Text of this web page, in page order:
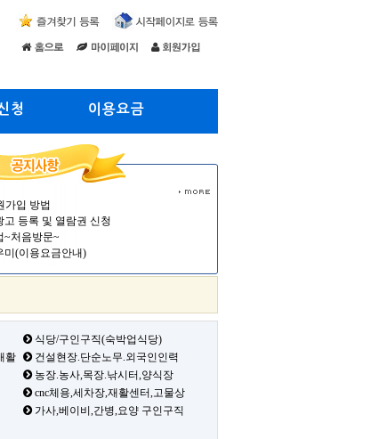
청 이용요금
가입 방법
고 등록 및 열람권 신청
처음방문~
(이용요금안내)
식당/구인구직(숙박업식당)
활
건설현장.단순노무.외국인인력
농장.농사,목장.낚시터,양식장
cnc체용,세차장,재활센터,고물상
가사,베이비,간병,요양 구인구직